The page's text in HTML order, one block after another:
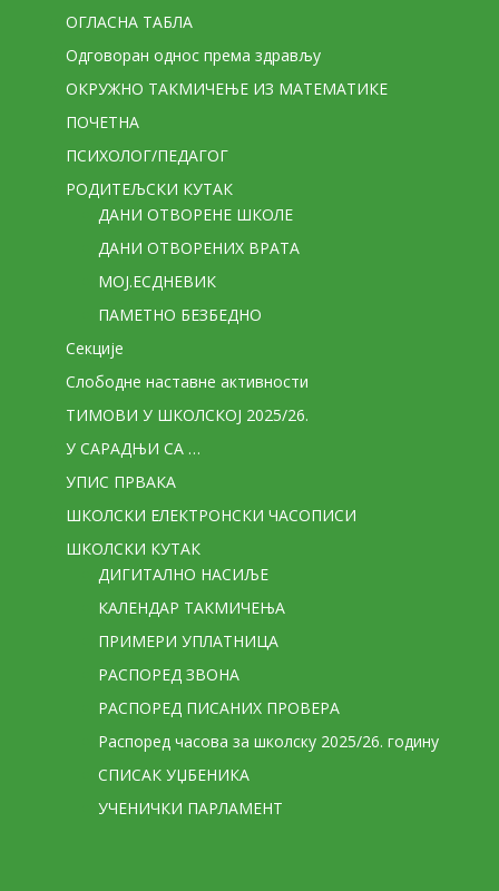
ОГЛАСНА ТАБЛА
Одговоран однос према здрављу
ОКРУЖНО ТАКМИЧЕЊЕ ИЗ МАТЕМАТИКЕ
ПОЧЕТНА
ПСИХОЛОГ/ПЕДАГОГ
РОДИТЕЉСКИ КУТАК
ДАНИ ОТВОРЕНЕ ШКОЛЕ
ДАНИ ОТВОРЕНИХ ВРАТА
МОЈ.ЕСДНЕВИК
ПАМЕТНО БЕЗБЕДНО
Секције
Слободне наставне активности
ТИМОВИ У ШКОЛСКОЈ 2025/26.
У САРАДЊИ СА …
УПИС ПРВАКА
ШКОЛСКИ ЕЛЕКТРОНСКИ ЧАСОПИСИ
ШКОЛСКИ КУТАК
ДИГИТАЛНО НАСИЉЕ
КАЛЕНДАР ТАКМИЧЕЊА
ПРИМЕРИ УПЛАТНИЦА
РАСПОРЕД ЗВОНА
РАСПОРЕД ПИСАНИХ ПРОВЕРА
Распоред часова за школску 2025/26. годину
СПИСАК УЏБЕНИКА
УЧЕНИЧКИ ПАРЛАМЕНТ